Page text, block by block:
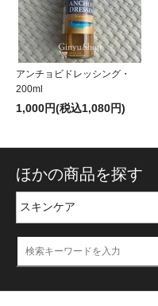
アンチョビドレッシング・
200ml
1,000円(税込1,080円)
ほかの商品を探す